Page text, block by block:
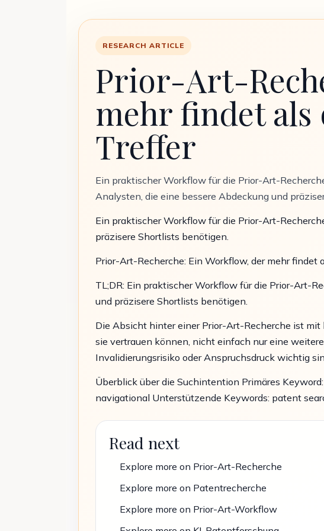
RESEARCH ARTICLE
Prior-Art-
mehr findet
Treffer
Ein praktischer Workflow für die Prior-Art-
Analysten, die eine bessere Abdeckung und
Ein praktischer Workflow für die Prior-Art-
präzisere Shortlists benötigen.
Prior-Art-Recherche: Ein Workflow, der mehr
TL;DR: Ein praktischer Workflow für die Prior-Art-
und präzisere Shortlists benötigen.
Die Absicht hinter einer Prior-Art-Recherche ist
sie vertrauen können, nicht einfach nur eine
Invalidierungsrisiko oder Anspruchsdruck wichtig
Überblick über die Suchintention Primäres
navigational Unterstützende Keywords: patent
Read next
Explore more on Prior-Art-Recherche
Explore more on Patentrecherche
Explore more on Prior-Art-Workflow